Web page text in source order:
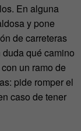
En alguna
y pone
de carreteras
qué camino
un ramo de
pide romper el
caso de tener